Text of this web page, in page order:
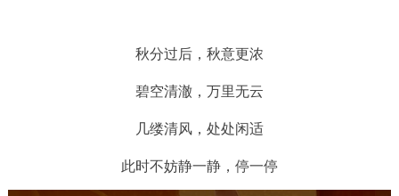
秋分过后，秋意更浓
碧空清澈，万里无云
几缕清风，处处闲适
此时不妨静一静，停一停